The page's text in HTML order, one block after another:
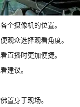
个摄像机的位置。
观众选择观看角度。
直播时更加便捷。
建议。
置身于现场。